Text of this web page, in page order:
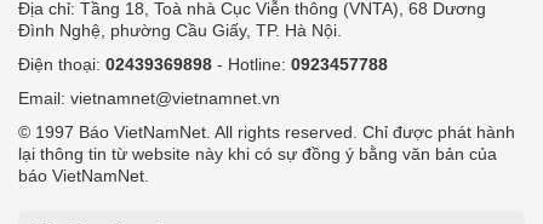
Địa chỉ: Tầng 18, Toà nhà Cục Viễn thông (VNTA), 68 Dương
Đình Nghệ, phường Cầu Giấy, TP. Hà Nội.
Điện thoại: 02439369898 - Hotline: 0923457788
Email: vietnamnet@vietnamnet.vn
© 1997 Báo VietNamNet. All rights reserved. Chỉ được phát hành
lại thông tin từ website này khi có sự đồng ý bằng văn bản của
báo VietNamNet.